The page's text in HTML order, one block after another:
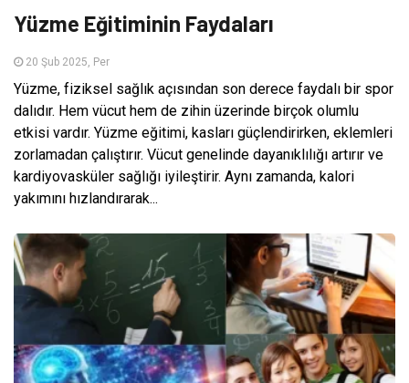
Yüzme Eğitiminin Faydaları
20 Şub 2025, Per
Yüzme, fiziksel sağlık açısından son derece faydalı bir spor
dalıdır. Hem vücut hem de zihin üzerinde birçok olumlu
etkisi vardır. Yüzme eğitimi, kasları güçlendirirken, eklemleri
zorlamadan çalıştırır. Vücut genelinde dayanıklılığı artırır ve
kardiyovasküler sağlığı iyileştirir. Aynı zamanda, kalori
yakımını hızlandırarak...